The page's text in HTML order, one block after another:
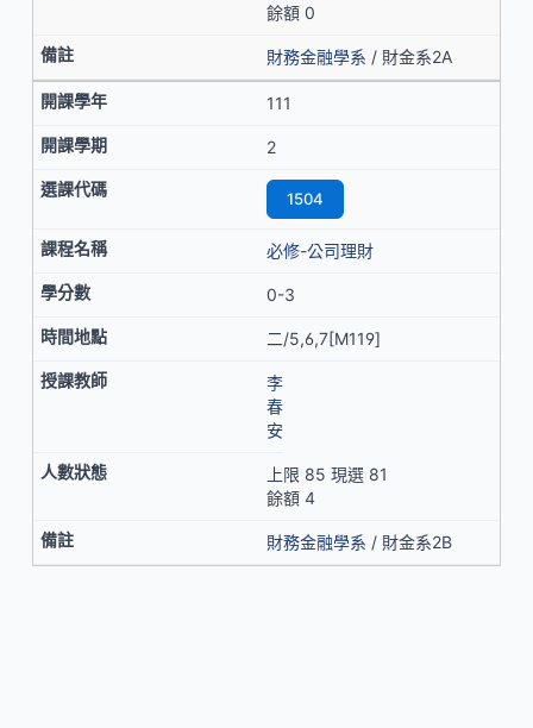
餘額 0
財務金融學系 / 財金系2A
111
2
1504
必修-公司理財
0-3
二/5,6,7[M119]
李
春
安
上限 85 現選 81
餘額 4
財務金融學系 / 財金系2B